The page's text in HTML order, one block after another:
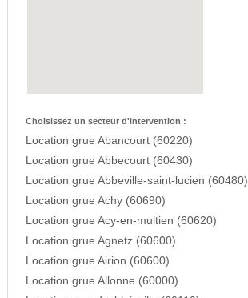
Choisissez un secteur d'intervention :
Location grue Abancourt (60220)
Location grue Abbecourt (60430)
Location grue Abbeville-saint-lucien (60480)
Location grue Achy (60690)
Location grue Acy-en-multien (60620)
Location grue Agnetz (60600)
Location grue Airion (60600)
Location grue Allonne (60000)